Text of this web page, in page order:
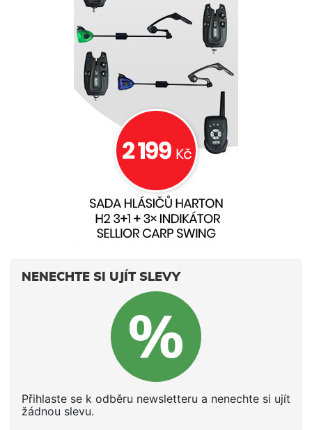
NENECHTE SI UJÍT SLEVY
Přihlaste se k odběru newsletteru a nenechte si ujít
žádnou slevu.